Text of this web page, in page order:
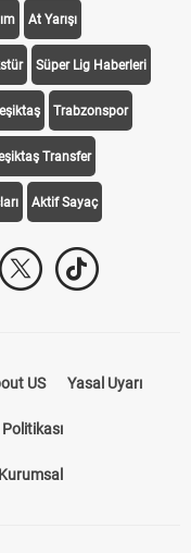
At Yarışı
Süper Lig Haberleri
Trabzonspor
Transfer
Aktif Sayaç
US Yasal Uyarı